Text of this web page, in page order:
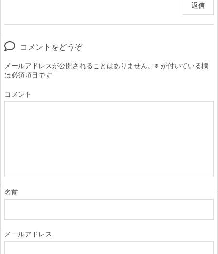
返信
コメントをどうぞ
メールアドレスが公開されることはありません。 ※ が付いている欄
は必須項目です
コメント
名前
メールアドレス